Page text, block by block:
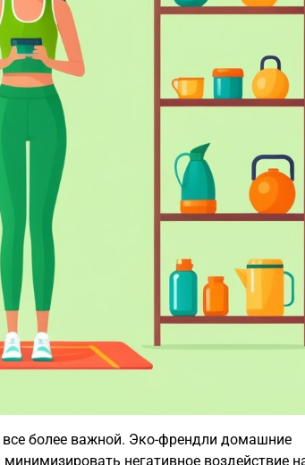
более важной. Эко-френдли домашние
негативное воздействие